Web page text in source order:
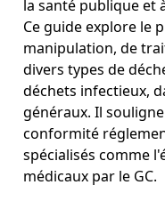
la santé publique et
Ce guide explore le
manipulation, de
divers types de
déchets infectieux,
généraux. Il
conformité
spécialisés comme
médicaux par le GC.